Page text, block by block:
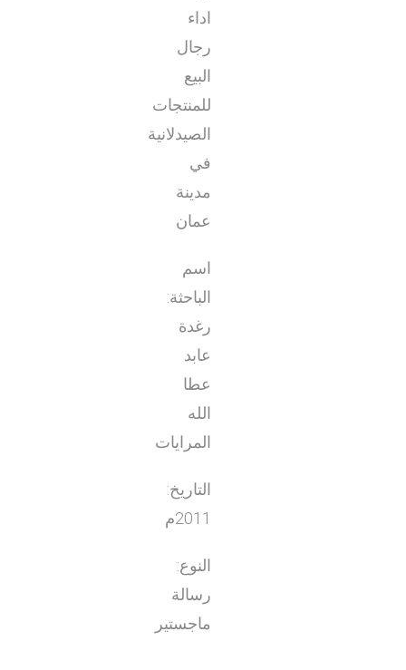
اداء
رجال
البيع
للمنتجات
الصيدلانية
في
مدينة
عمان
اسم
الباحثة:
رغدة
عابد
عطا
الله
المرايات
التاريخ:
2011م
النوع:
رسالة
ماجستير